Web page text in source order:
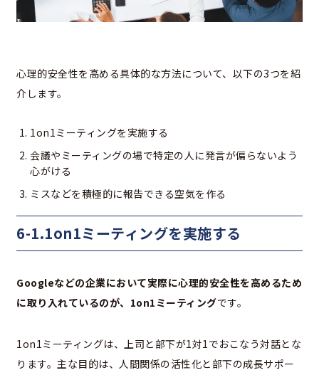
心理的安全性を高める具体的な方法について、以下の3つを紹
介します。
1on1ミーティングを実施する
会議やミーティングの場で特定の人に発言が偏らないよう
心がける
ミスなどを積極的に報告できる空気を作る
6-1.1on1ミーティングを実施する
Googleなどの企業において実際に心理的安全性を高めるため
に取り入れているのが、1on1ミーティングです。
1on1ミーティングは、上司と部下が1対1でおこなう対話とな
ります。主な目的は、人間関係の活性化と部下の成長サポー